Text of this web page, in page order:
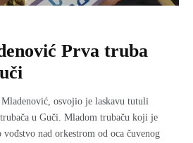
Prva truba
osvojio je laskavu tutuli
u Guči. Mladom trubaču koji je
vođstvo nad orkestrom od oca čuvenog